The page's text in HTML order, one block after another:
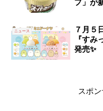
プ」が
ニュース
７月５
『すみ
発売✨
スポ